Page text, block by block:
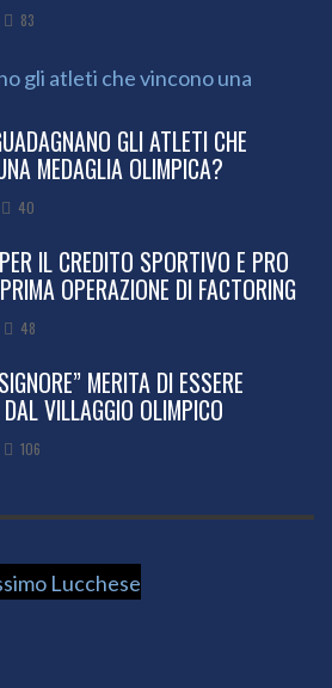
83
GLI ATLETI CHE
MEDAGLIA OLIMPICA?
40
IL CREDITO SPORTIVO E PRO
OPERAZIONE DI FACTORING
48
MERITA DI ESSERE
VILLAGGIO OLIMPICO
106